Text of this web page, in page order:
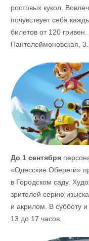
ростовых кукол.
почувствует себя
билетов от 120
Пантелеймоновская, 3.
До 1 сентября
«Одесские Обереги»
в Городском саду.
зрителей серию
и акрилом. В субботу и
13 до 17 часов.